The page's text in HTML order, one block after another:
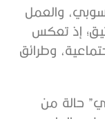
والعمل
إذ تعكس
وطرائق
حالة من